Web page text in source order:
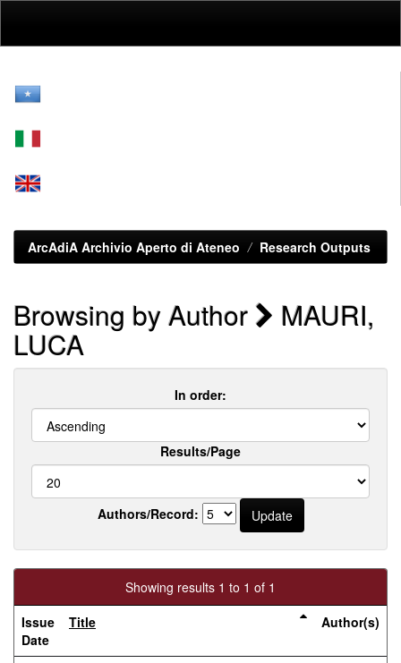
ArcAdiA Archivio Aperto di Ateneo Research Outputs
Browsing by Author MAURI,
LUCA
In order:
Results/Page
Authors/Record:
Showing results 1 to 1 of 1
Issue
Date
Title Author(s)